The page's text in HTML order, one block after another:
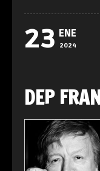
23 ENE
2024
DEP